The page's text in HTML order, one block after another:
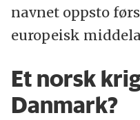
navnet oppsto
europeisk
Et norsk
Danmark?